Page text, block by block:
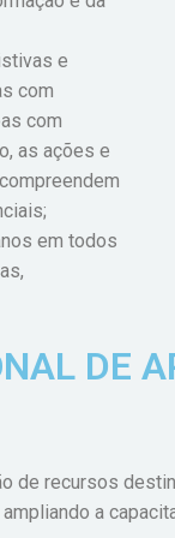
e
com
com
as ações e
em todos
DE
de recursos
a